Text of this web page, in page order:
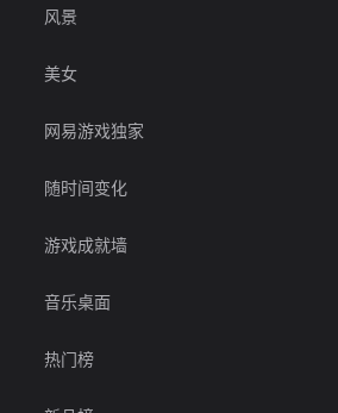
风景
美女
网易游戏独家
随时间变化
游戏成就墙
音乐桌面
热门榜